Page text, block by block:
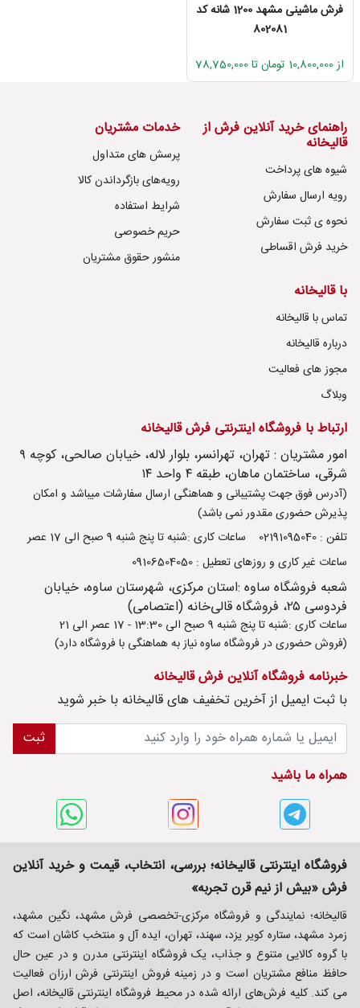
فرش ماشینی مشهد 1200 شانه کد
802081
از 10,800,000 تومان تا 78,750,000
راهنمای خرید آنلاین فرش از
قالیخانه
شیوه های پرداخت
رویه ارسال سفارش
نحوه ی ثبت سفارش
خرید فرش اقساطی
خدمات مشتریان
پرسش های متداول
رویه‌های بازگرداندن کالا
شرایط استفاده
حریم خصوصی
منشور حقوق مشتریان
با قالیخانه
تماس با قالیخانه
درباره قالیخانه
مجوز های فعالیت
وبلاگ
ارتباط با فروشگاه اینترنتی فرش قالیخانه
امور مشتریان : تهران، تهرانسر، بلوار لاله، خیابان صالحی، کوچه ۹
شرقی، ساختمان ماهان، طبقه ۴ واحد ۱۴
(آدرس فوق جهت پشتیبانی و هماهنگی ارسال سفارشات میباشد و امکان
پذیرش حضوری مقدور نمی باشد)
تلفن : 02191095040
ساعات کاری :شنبه تا پنج شنبه 9 صبح الی 17 عصر
ساعات غیر کاری و روزهای تعطیل : 09106504050
شعبه فروشگاه ساوه :استان مرکزی، شهرستان ساوه، خیابان
فردوسی ۲۵، فروشگاه قالی‌خانه (اعتصامی)
ساعات کاری :شنبه تا پنج شنبه 9 صبح الی 13:30 - 17 عصر الی 21
(فروش حضوری در فروشگاه ساوه نیاز به هماهنگی با فروشگاه دارد)
خبرنامه فروشگاه آنلاین فرش قالیخانه
با ثبت ايميل از آخرین تخفیف های قالیخانه با خبر شوید
ثبت
همراه ما باشید
فروشگاه اینترنتی قالیخانه؛ بررسی، انتخاب، قیمت و خرید آنلاین
فرش «بیش از نیم قرن تجربه»
قالیخانه؛ نمایندگی و فروشگاه مرکزی-تخصصی فرش مشهد، نگین مشهد،
زمرد مشهد، ستاره کویر یزد، سهند، تهران، ایده آل و منتخب کاشان است که
با گروه کالایی متنوع و جذاب، یک فروشگاه اینترنتی مدرن و در عین حال
حافظ منافع مشتریان است و در زمینه فروش اینترنتی فرش ارزان فعالیت
می کند. کلیه فرش‌های ارائه شده در محیط فروشگاه اینترنتی قالیخانه، اصل